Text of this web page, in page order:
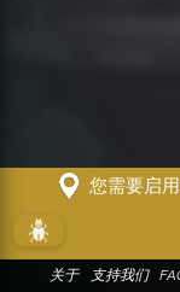
!!!
关于 支持我们
您需要启